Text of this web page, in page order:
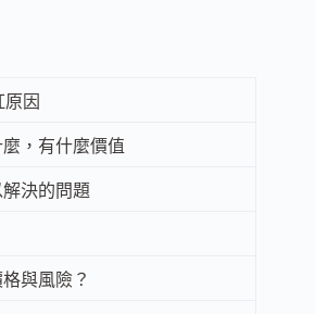
原因
，有什麼價值
決的問題
與風險？